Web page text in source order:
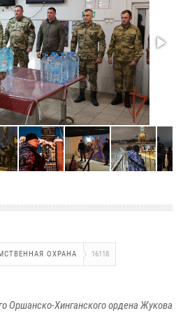
ОХРАНА 16118
Оршанско-Хинганского ордена Жукова